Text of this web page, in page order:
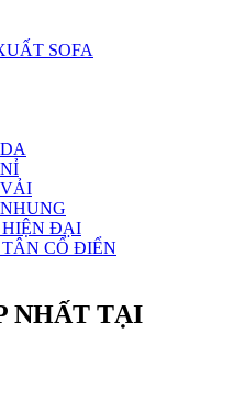
SOFA
HIỆN ĐẠI
CỔ ĐIỂN
NHẤT TẠI